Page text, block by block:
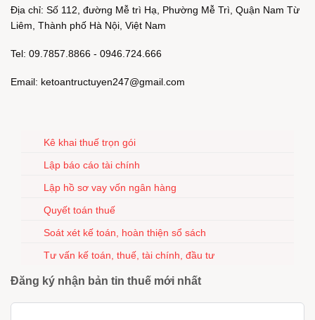
Địa chỉ: Số 112, đường Mễ trì Hạ, Phường Mễ Trì, Quận Nam Từ
Liêm, Thành phố Hà Nội, Việt Nam
Tel: 09.7857.8866 - 0946.724.666
Email: ketoantructuyen247@gmail.com
Kê khai thuế trọn gói
Lập báo cáo tài chính
Lập hồ sơ vay vốn ngân hàng
Quyết toán thuế
Soát xét kế toán, hoàn thiện sổ sách
Tư vấn kế toán, thuế, tài chính, đầu tư
Đăng ký nhận bản tin thuế mới nhất